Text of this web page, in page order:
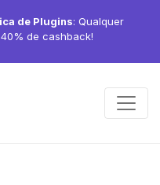
de Plugins: Qualquer
de cashback!